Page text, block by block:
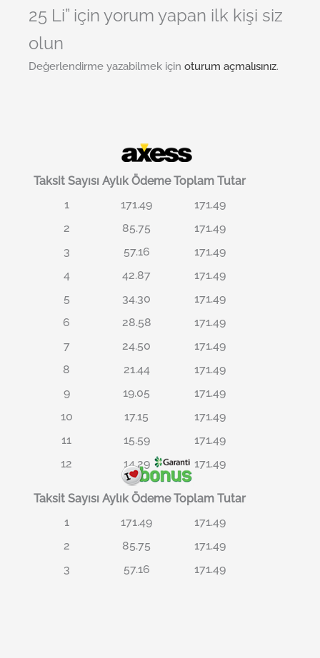
25 Li” için yorum yapan ilk kişi siz
olun
Değerlendirme yazabilmek için oturum açmalısınız.
Taksit Sayısı Aylık Ödeme Toplam Tutar
1
171.49
171.49
2
85.75
171.49
3
57.16
171.49
4
42.87
171.49
5
34.30
171.49
6
28.58
171.49
7
24.50
171.49
8
21.44
171.49
9
19.05
171.49
10
17.15
171.49
11
15.59
171.49
12
14.29 171.49
Taksit Sayısı Aylık Ödeme Toplam Tutar
1
171.49
171.49
2
85.75
171.49
3
57.16 171.49